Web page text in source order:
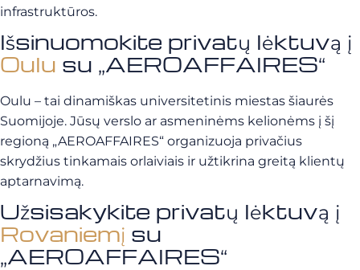
infrastruktūros.
Išsinuomokite privatų lėktuvą į
Oulu su „AEROAFFAIRES“
Oulu – tai dinamiškas universitetinis miestas šiaurės
Suomijoje. Jūsų verslo ar asmeninėms kelionėms į šį
regioną „AEROAFFAIRES“ organizuoja privačius
skrydžius tinkamais orlaiviais ir užtikrina greitą klientų
aptarnavimą.
Užsisakykite privatų lėktuvą į
Rovaniemį su
„AEROAFFAIRES“